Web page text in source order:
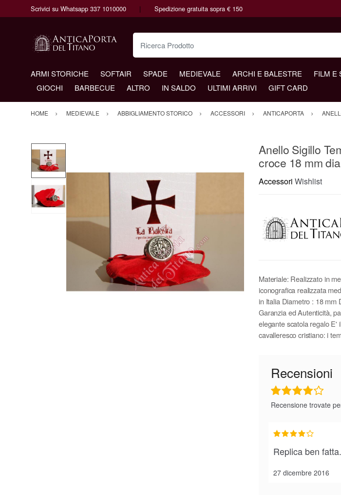
Scrivici su Whatsapp 337 1010000 Spedizione gratuita sopra € 150
Ricerca Prodotto
ARMI STORICHE SOFTAIR SPADE MEDIEVALE ARCHI E BALESTRE FILM E
GIOCHI
BARBECUE ALTRO IN SALDO ULTIMI ARRIVI GIFT CARD
HOME MEDIEVALE ABBIGLIAMENTO STORICO ACCESSORI ANTICAPORTA
Anello Sigillo
croce 18 mm
Accessori Wishlist
Materiale: Realizzato in
iconografica realizzata
in Italia Diametro : 18 mm
Garanzia ed Autenticità,
elegante scatola regalo E'
cavalleresco cristiano: i
Recensioni
Recensione trovate
27 dicembre 2016
Replica ben